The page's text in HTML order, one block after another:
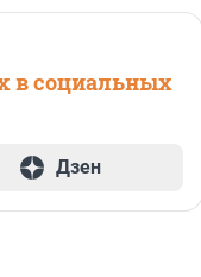
в социальных
Дзен